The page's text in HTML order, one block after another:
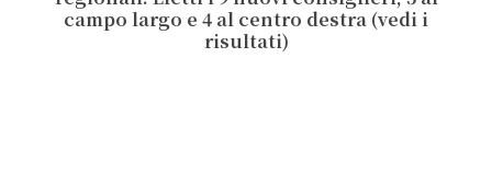
campo largo e 4 al centro destra (vedi i
risultati)